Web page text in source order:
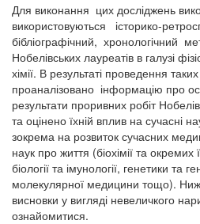
Для виконання цих досліджень
використовуються історико-
бібліографічний, хронологічний
Нобелівських лауреатів в галузі
хімії. В результаті проведення
проаналізовано інформацію про
результати проривних робіт
та оцінено їхній вплив на сучасні
зокрема на розвиток сучасних
наук про життя (біохімії та окремих
біології та імунології, генетики та
молекулярної медицини тощо).
висновки у вигляді невеличкого
ознайомитися.